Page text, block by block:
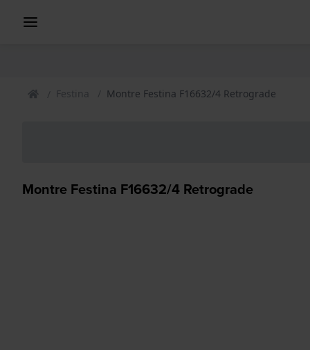
Festina Montre Festina F16632/4 Retrograde
Montre Festina F16632/4 Retrograde